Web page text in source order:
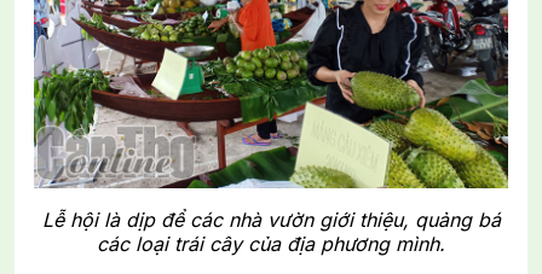
Lễ hội là dịp để các nhà vườn giới thiệu, quảng bá
các loại trái cây của địa phương mình.